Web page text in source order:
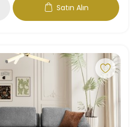
Satın Alın